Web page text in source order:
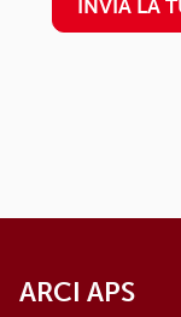
INVIA LA
ARCI APS